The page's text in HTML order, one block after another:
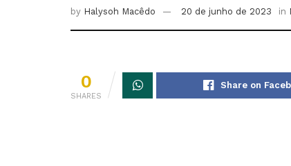
by Halysoh Macêdo 20 de junho de 2023 in
0
SHARES
Share on